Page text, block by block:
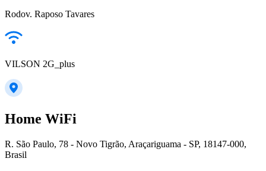
Rodov. Raposo Tavares
VILSON 2G_plus
Home WiFi
R. São Paulo, 78 - Novo Tigrão, Araçariguama - SP, 18147-000,
Brasil